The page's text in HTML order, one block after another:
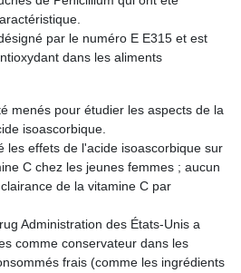
par le numéro E E315 et est
dans les aliments
menés pour étudier les aspects de la
isoascorbique.
les effets de l'acide isoascorbique sur
C chez les jeunes femmes ; aucun
de la vitamine C par
Administration des États-Unis a
comme conservateur dans les
frais (comme les ingrédients